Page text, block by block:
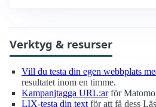
Verktyg & resurser
Vill du testa din egen webbplats
resultatet inom en timme.
Kampanjtagga URL:arför Matomo
LIX-testa din text för att få dess